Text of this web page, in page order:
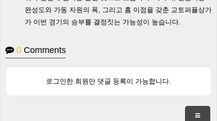
완성도와 가동 자원의 폭, 그리고 홈 이점을 갖춘 교토퍼플상가
가 이번 경기의 승부를 결정짓는 가능성이 높습니다.
0 Comments
로그인한 회원만 댓글 등록이 가능합니다.